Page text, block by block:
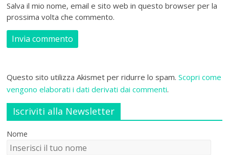
Salva il mio nome, email e sito web in questo browser per la
prossima volta che commento.
Questo sito utilizza Akismet per ridurre lo spam.Scopri come
vengono elaborati i dati derivati dai commenti.
Iscriviti alla Newsletter
Nome